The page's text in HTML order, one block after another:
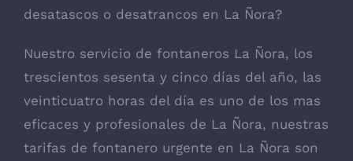
desatascos o desatrancos en La Ñora?
Nuestro servicio de fontaneros La Ñora, los
trescientos sesenta y cinco días del año, las
veinticuatro horas del día es uno de los mas
eficaces y profesionales de La Ñora, nuestras
tarifas de fontanero urgente en La Ñora son